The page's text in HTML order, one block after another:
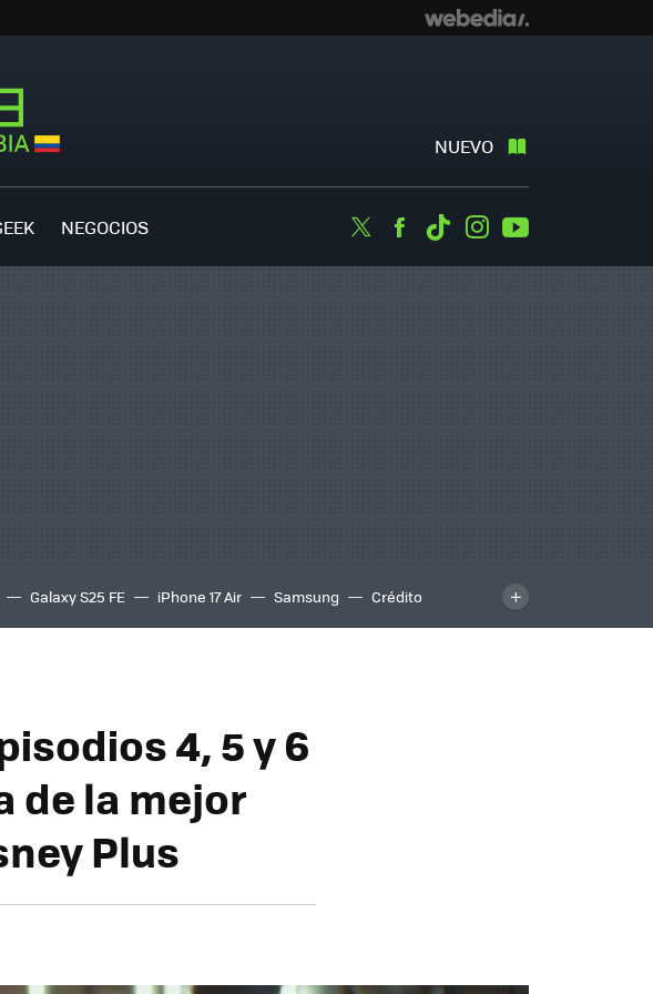
NUEVO
NEGOCIOS TwitterFacebook
TiktokInstagram
Galaxy S25 FE iPhone 17 Air Samsung
Crédito
4, 5 y 6
de la mejor
Plus